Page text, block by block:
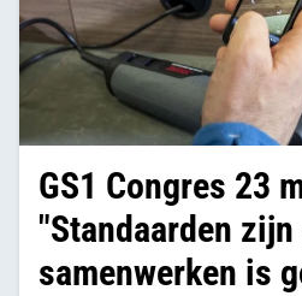
GS1 Congres 23
"Standaarden
samenwerken is